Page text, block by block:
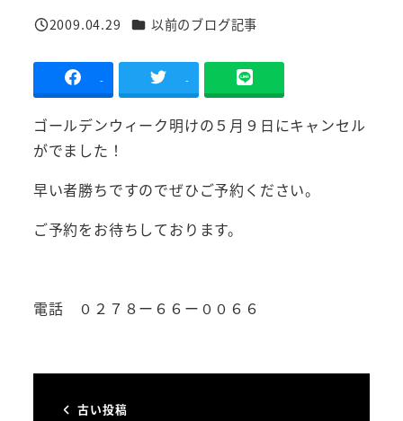
投稿日
2009.04.29 カテゴリー
以前のブログ記事
- -
ゴールデンウィーク明けの５月９日にキャンセル
がでました！
早い者勝ちですのでぜひご予約ください。
ご予約をお待ちしております。
電話 ０２７８ー６６ー００６６
古い投稿